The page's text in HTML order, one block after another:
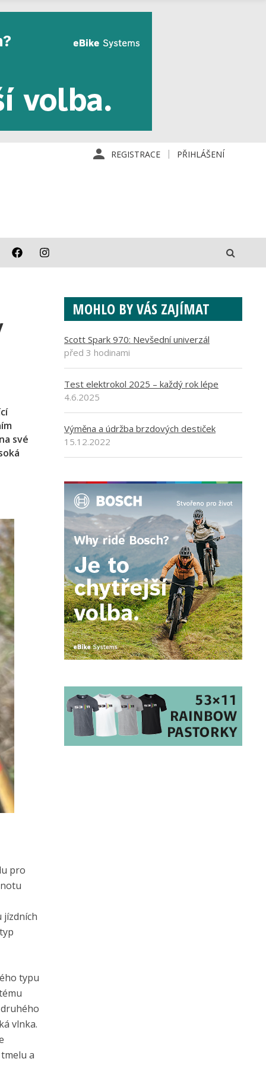
REGISTRACE PŘIHLÁŠENÍ
své
pro
jízdních
typu
vlnka.
a
MOHLO BY VÁS ZAJÍMAT
Scott Spark 970: Nevšední univerzál
před 3 hodinami
Test elektrokol 2025 – každý rok lépe
4.6.2025
Výměna a údržba brzdových destiček
15.12.2022